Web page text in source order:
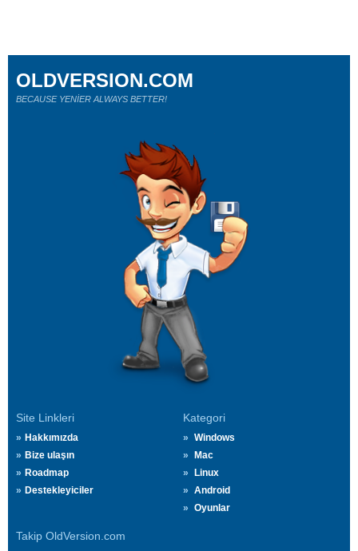
Site Linkleri
Hakkımızda
Bize ulaşın
Roadmap
Destekleyiciler
Kategori
Windows
Mac
Linux
Android
Oyunlar
Takip OldVersion.com
OLDVERSION.COM
BECAUSE YENİER ALWAYS BETTER!